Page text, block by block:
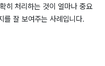
히 처리하는 것이 얼마나 중요
를 잘 보여주는 사례입니다.